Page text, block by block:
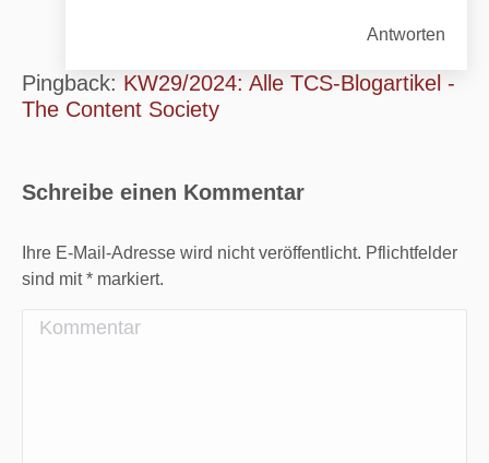
Antworten
Pingback: KW29/2024: Alle TCS-Blogartikel -
The Content Society
Schreibe einen Kommentar
Ihre E-Mail-Adresse wird nicht veröffentlicht. Pflichtfelder
sind mit* markiert.
Kommentar